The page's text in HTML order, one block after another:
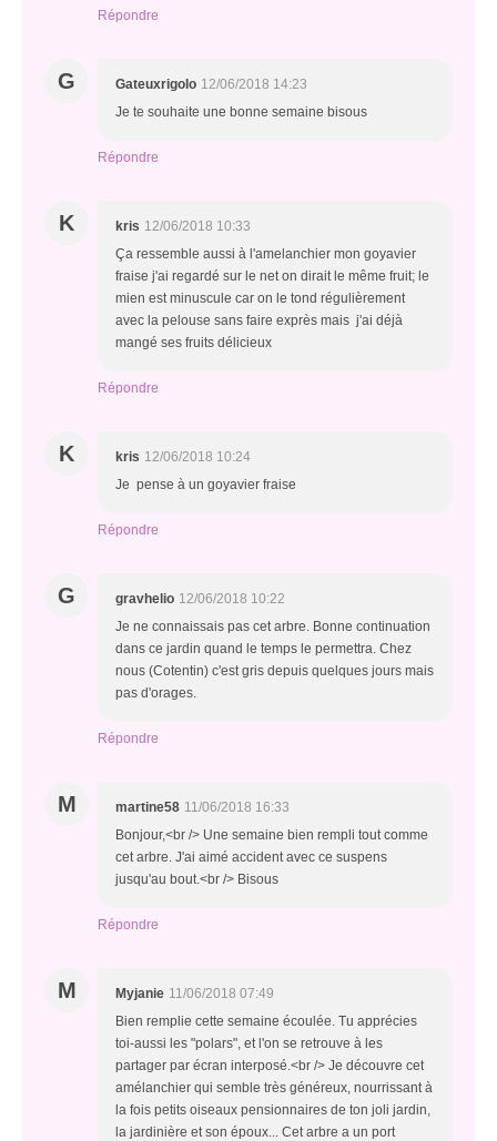
Répondre
G Gateuxrigolo 12/06/2018 14:23
Je te souhaite une bonne semaine bisous
Répondre
K kris 12/06/2018 10:33
Ça ressemble aussi à l'amelanchier mon goyavier
fraise j'ai regardé sur le net on dirait le même fruit; le
mien est minuscule car on le tond régulièrement
avec la pelouse sans faire exprès mais j'ai déjà
mangé ses fruits délicieux
Répondre
K kris 12/06/2018 10:24
Je pense à un goyavier fraise
Répondre
G gravhelio 12/06/2018 10:22
Je ne connaissais pas cet arbre. Bonne continuation
dans ce jardin quand le temps le permettra. Chez
nous (Cotentin) c'est gris depuis quelques jours mais
pas d'orages.
Répondre
M martine58 11/06/2018 16:33
Bonjour,<br /> Une semaine bien rempli tout comme
cet arbre. J'ai aimé accident avec ce suspens
jusqu'au bout.<br /> Bisous
Répondre
M Myjanie 11/06/2018 07:49
Bien remplie cette semaine écoulée. Tu apprécies
toi-aussi les "polars", et l'on se retrouve à les
partager par écran interposé.<br /> Je découvre cet
amélanchier qui semble très généreux, nourrissant à
la fois petits oiseaux pensionnaires de ton joli jardin,
la jardinière et son époux... Cet arbre a un port